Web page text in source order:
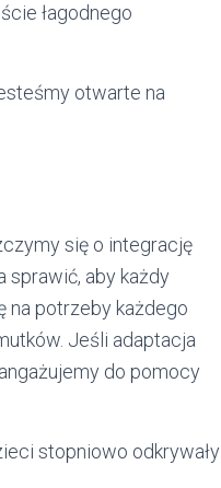
łagodnego
otwarte na
się o integrację
sprawić, aby każdy
na potrzeby każdego
Jeśli adaptacja
do pomocy
stopniowo odkrywały